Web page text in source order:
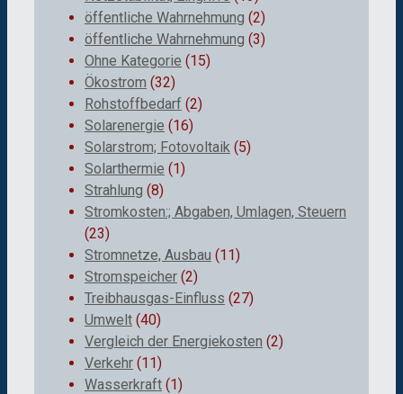
öffentliche Wahrnehmung (2)
öffentliche Wahrnehmung (3)
Ohne Kategorie (15)
Ökostrom (32)
Rohstoffbedarf (2)
Solarenergie (16)
Solarstrom; Fotovoltaik (5)
Solarthermie (1)
Strahlung (8)
Stromkosten:; Abgaben, Umlagen, Steuern
(23)
Stromnetze, Ausbau (11)
Stromspeicher (2)
Treibhausgas-Einfluss (27)
Umwelt (40)
Vergleich der Energiekosten (2)
Verkehr (11)
Wasserkraft (1)